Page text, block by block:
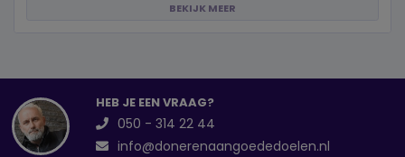
BEKIJK MEER
HEB JE EEN VRAAG?
050 - 314 22 44
info@donerenaangoededoelen.nl